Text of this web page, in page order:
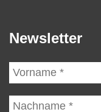
Newsletter